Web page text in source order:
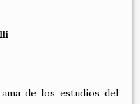
de los estudios del